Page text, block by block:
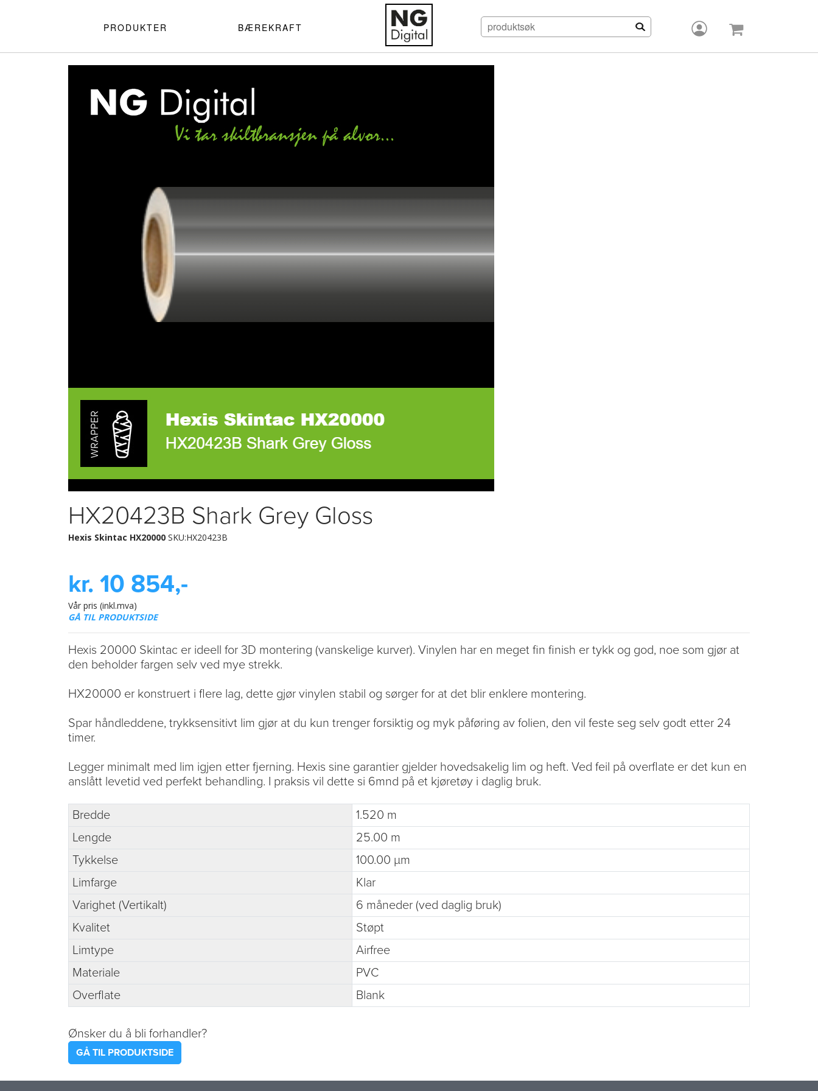
PRODUKTER BÆREKRAFT
HX20423B Shark Grey Gloss
Hexis Skintac HX20000 SKU:HX20423B
kr. 10 854,-
Vår pris (inkl.mva)
GÅ TIL PRODUKTSIDE
Hexis 20000 Skintac er ideell for 3D montering (vanskelige kurver). Vinylen har en meget fin finish er tykk og god, noe som gjør at
den beholder fargen selv ved mye strekk.
HX20000 er konstruert i flere lag, dette gjør vinylen stabil og sørger for at det blir enklere montering.
Spar håndleddene, trykksensitivt lim gjør at du kun trenger forsiktig og myk påføring av folien, den vil feste seg selv godt etter 24
timer.
Legger minimalt med lim igjen etter fjerning. Hexis sine garantier gjelder hovedsakelig lim og heft. Ved feil på overflate er det kun en
anslått levetid ved perfekt behandling. I praksis vil dette si 6mnd på et kjøretøy i daglig bruk.
Bredde
1.520 m
Lengde
25.00 m
Tykkelse
100.00 µm
Limfarge
Klar
Varighet (Vertikalt)
6 måneder (ved daglig bruk)
Kvalitet
Støpt
Limtype
Airfree
Materiale
PVC
Overflate
Blank
Ønsker du å bli forhandler?
GÅ TIL PRODUKTSIDE